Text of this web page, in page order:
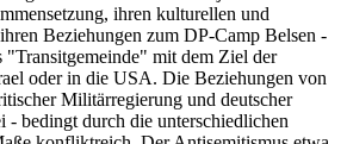
ihren kulturellen und
Beziehungen zum DP-Camp Belsen -
"Transitgemeinde" mit dem Ziel der
oder in die USA. Die Beziehungen von
Militärregierung und deutscher
- bedingt durch die unterschiedlichen